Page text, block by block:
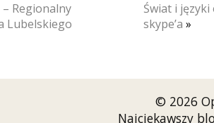
Regionalny
Lubelskiego
Świat i
skype’a »
© 2026
Najciekawszy